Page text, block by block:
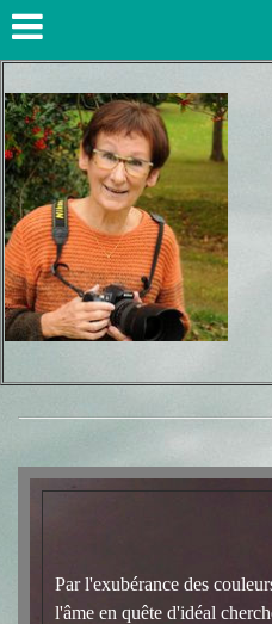
Par l'exubérance des
l'âme en quête d'idéal